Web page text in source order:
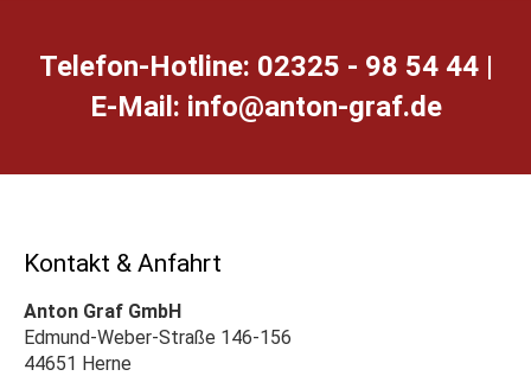
Telefon-Hotline: 02325 - 98 54 44 |
E-Mail: ed.farg-notna@ofni
Kontakt & Anfahrt
Anton Graf GmbH
Edmund-Weber-Straße 146-156
44651 Herne